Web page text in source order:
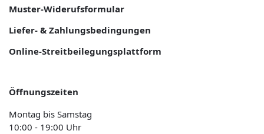
Muster-Widerufsformular
Liefer- & Zahlungsbedingungen
Online-Streitbeilegungsplattform
Öffnungszeiten
Montag bis Samstag
10:00 - 19:00 Uhr